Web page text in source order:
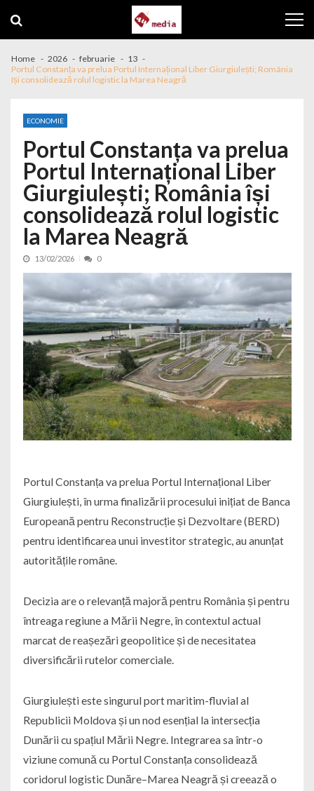
Home 2026 februarie
13
Portul Constanța va prelua Portul Internațional Liber Giurgiulești; România
își consolidează rolul logistic la Marea Neagră
ECONOMIE
Portul Constanța va prelua
Portul Internațional Liber
Giurgiulești; România își
consolidează rolul logistic
la Marea Neagră
13/02/2026 0
Portul Constanța va prelua Portul Internațional Liber
Giurgiulești, în urma finalizării procesului inițiat de Banca
Europeană pentru Reconstrucție și Dezvoltare (BERD)
pentru identificarea unui investitor strategic, au anunțat
autoritățile române.
Decizia are o relevanță majoră pentru România și pentru
întreaga regiune a Mării Negre, în contextul actual
marcat de reașezări geopolitice și de necesitatea
diversificării rutelor comerciale.
Giurgiulești este singurul port maritim-fluvial al
Republicii Moldova și un nod esențial la intersecția
Dunării cu spațiul Mării Negre. Integrarea sa într-o
viziune comună cu Portul Constanța consolidează
coridorul logistic Dunăre–Marea Neagră și creează o